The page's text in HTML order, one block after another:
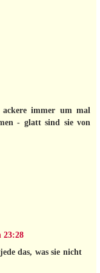
immer um mal
- glatt sind sie von
23:28
das, was sie nicht